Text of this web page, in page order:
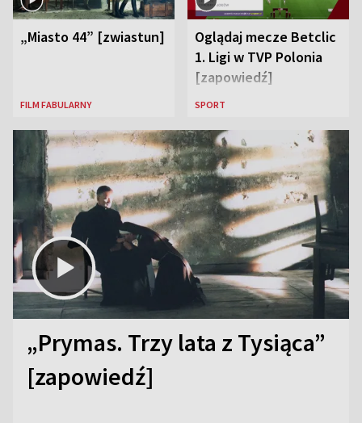
„Miasto 44” [zwiastun]
FILM FABULARNY
Oglądaj mecze Betclic
1. Ligi w TVP Polonia
[zapowiedź]
SPORT
„Prymas. Trzy lata z Tysiąca”
[zapowiedź]